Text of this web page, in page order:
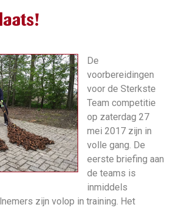
De
voorbereidingen
voor de Sterkste
Team competitie
op zaterdag 27
mei 2017 zijn in
volle gang. De
eerste briefing aan
de teams is
inmiddels
zijn volop in training. Het